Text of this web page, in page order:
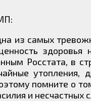
из самых
Росстата, в
утопления,
помните о
и